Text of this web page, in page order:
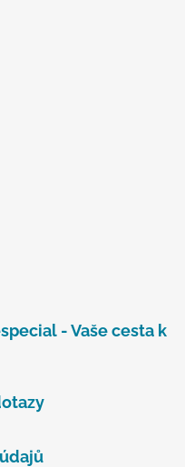
- Vaše cesta k